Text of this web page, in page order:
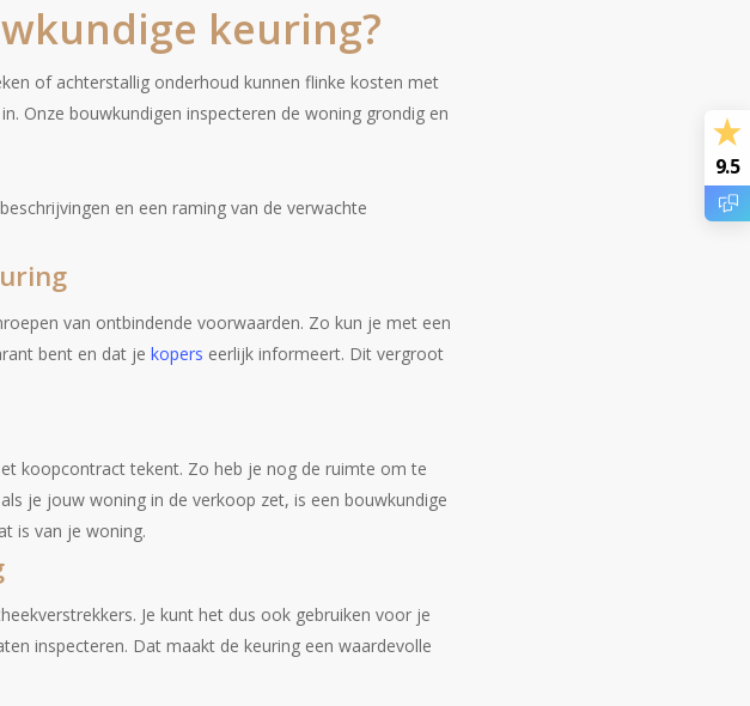
keuring?
of achterstallig onderhoud kunnen flinke kosten met
Onze bouwkundigen inspecteren de woning grondig en
en een raming van de verwachte
van ontbindende voorwaarden. Zo kun je met een
bent en dat jekopers eerlijk informeert. Dit vergroot
koopcontract tekent. Zo heb je nog de ruimte om te
je jouw woning in de verkoop zet, is een bouwkundige
is van je woning.
Je kunt het dus ook gebruiken voor je
inspecteren. Dat maakt de keuring een waardevolle
9.5